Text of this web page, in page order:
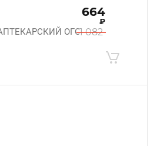
ОГОРОД
1 082
664
₽